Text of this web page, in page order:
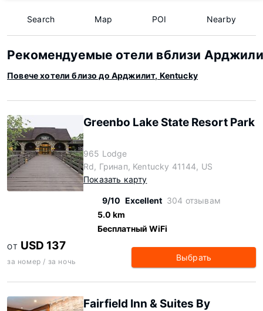
Search Map POI Nearby
Рекомендуемые отели вблизи
Повече хотели близо до Арджилит, Kentucky
Greenbo Lake State Resort Park
965 Lodge
Rd, Гринап, Kentucky 41144, US
Показать карту
9/10 Excellent 304 отзывам
5.0 km
Бесплатный WiFi
ОТ USD 137
за номер / за ночь Выбрать
Fairfield Inn & Suites By